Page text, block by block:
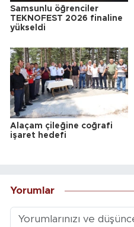
Samsunlu öğrenciler
TEKNOFEST 2026 finaline
yükseldi
Alaçam çileğine coğrafi
işaret hedefi
Yorumlar